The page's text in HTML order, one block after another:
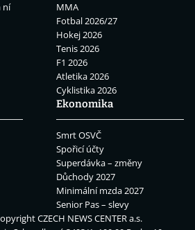
ní
MMA
Fotbal 2026/27
Hokej 2026
Tenis 2026
F1 2026
Atletika 2026
Cyklistika 2026
Ekonomika
Smrt OSVČ
Spořicí účty
Superdávka – změny
Důchody 2027
Minimální mzda 2027
Senior Pas – slevy
CZECH NEWS CENTER a.s.